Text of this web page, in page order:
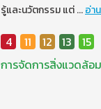
รู้และนวัตกรรม แต่...อ่า
4 11 12 13
15
การจัดการสิ่งแวดล้อม